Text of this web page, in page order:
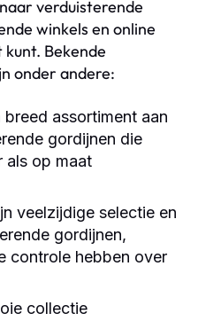
verduisterende
winkels en online
Bekende
onder andere:
assortiment aan
gordijnen die
als op maat
veelzijdige selectie en
gordijnen,
controle hebben over
collectie